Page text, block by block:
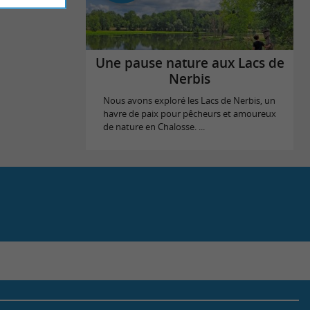
Une pause nature aux Lacs de
Nerbis
Nous avons exploré les Lacs de Nerbis, un
havre de paix pour pêcheurs et amoureux
de nature en Chalosse. ...